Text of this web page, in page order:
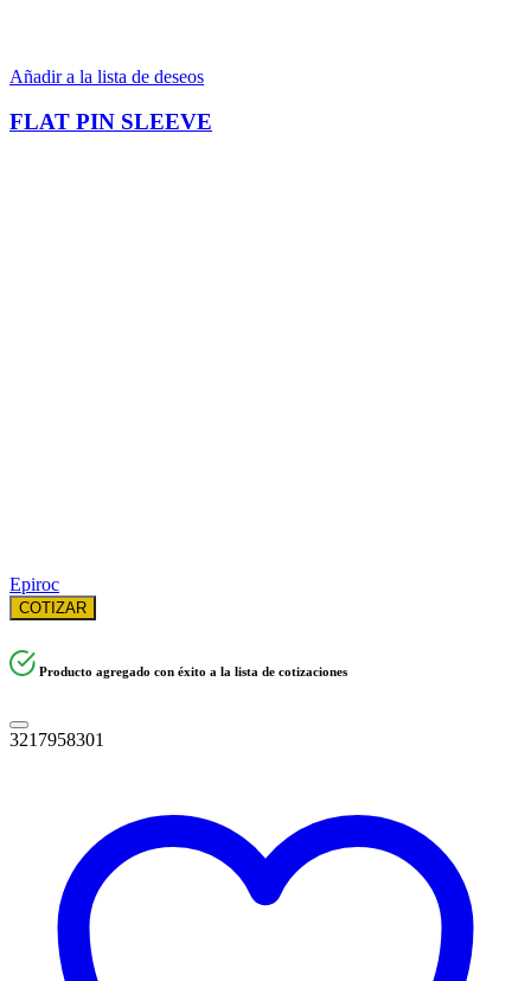
Añadir a la lista de deseos
FLAT PIN SLEEVE
Epiroc
COTIZAR
Producto agregado con éxito a la lista de cotizaciones
3217958301